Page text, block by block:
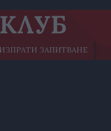
ИЗПРАТИ ЗАПИТВАНЕ